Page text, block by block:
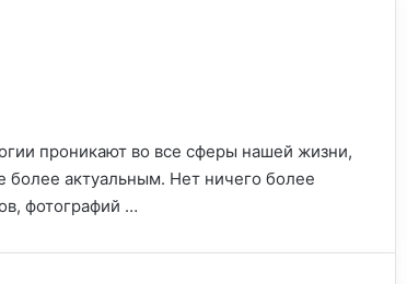
проникают во все сферы нашей жизни,
более актуальным. Нет ничего более
фотографий …